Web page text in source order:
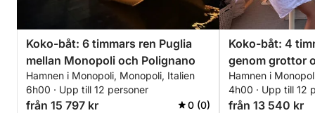
Koko-båt: 6 timmars ren Puglia
mellan Monopoli och Polignano
Hamnen i Monopoli, Monopoli, Italien
6h00 · Upp till 12 personer
från 15 797 kr 0 (0)
Koko-båt: 4
genom grottor
Hamnen i
4h00 · Upp till 12
från 13 540 kr